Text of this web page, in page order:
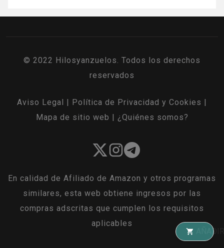
AÑADIR A LA
© 2022 Hilosyanzuelos. Todos los derechos
reservados
Aviso Legal Política de Privacidad y Cookies
Mapa de sitio web
¿Quiénes somos?
En calidad de Afiliado de Amazon y otros programas
similares, esta web obtiene ingresos por las
compras adscritas que cumplen los requisitos
aplicables